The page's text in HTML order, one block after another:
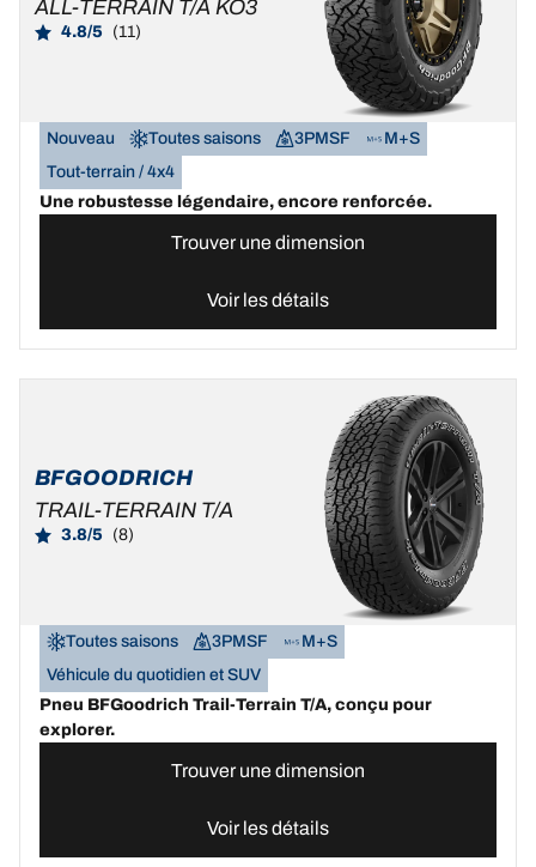
ALL-TERRAIN T/A KO3
4.8/5 (11)
Nouveau Toutes saisons 3PMSF
M+S
Tout-terrain / 4x4
Une robustesse légendaire, encore renforcée.
Trouver une dimension
Voir les détails
BFGOODRICH
TRAIL-TERRAIN T/A
3.8/5 (8)
Toutes saisons 3PMSF
M+S
Véhicule du quotidien et SUV
Pneu BFGoodrich Trail-Terrain T/A, conçu pour
explorer.
Trouver une dimension
Voir les détails